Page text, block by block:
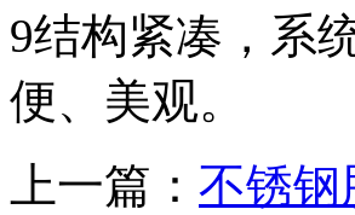
9结构紧凑，系
便、美观。
上一篇： 不锈钢